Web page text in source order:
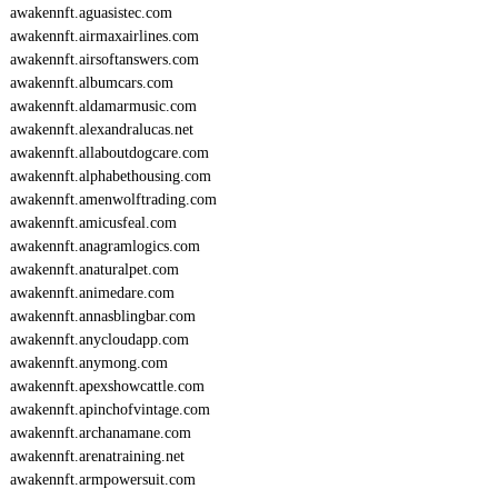
awakennft.aguasistec.com
awakennft.airmaxairlines.com
awakennft.airsoftanswers.com
awakennft.albumcars.com
awakennft.aldamarmusic.com
awakennft.alexandralucas.net
awakennft.allaboutdogcare.com
awakennft.alphabethousing.com
awakennft.amenwolftrading.com
awakennft.amicusfeal.com
awakennft.anagramlogics.com
awakennft.anaturalpet.com
awakennft.animedare.com
awakennft.annasblingbar.com
awakennft.anycloudapp.com
awakennft.anymong.com
awakennft.apexshowcattle.com
awakennft.apinchofvintage.com
awakennft.archanamane.com
awakennft.arenatraining.net
awakennft.armpowersuit.com